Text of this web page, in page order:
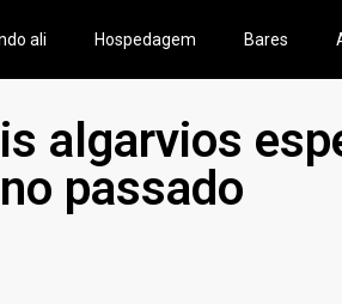
ali Hospedagem Bares
algarvios
passado